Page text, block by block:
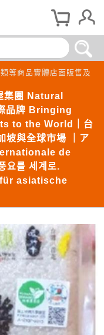
等商品實體店面販售及
集團 Natural
品牌 Bringing
to the World｜台
坡與全球市場 ｜ア
de
를 세계로.
asiatische